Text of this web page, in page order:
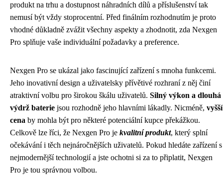
produkt na trhu a dostupnost náhradních dílů a příslušenství tak
nemusí být vždy stoprocentní. Před finálním rozhodnutím je proto
vhodné důkladně zvážit všechny aspekty a zhodnotit, zda Nexgen
Pro splňuje vaše individuální požadavky a preference.
Nexgen Pro se ukázal jako fascinující zařízení s mnoha funkcemi.
Jeho inovativní design a uživatelsky přívětivé rozhraní z něj činí
atraktivní volbu pro širokou škálu uživatelů. Silný výkon a dlouhá
výdrž baterie jsou rozhodně jeho hlavními lákadly. Nicméně, vyšší
cena by mohla být pro některé potenciální kupce překážkou.
Celkově lze říci, že Nexgen Pro je kvalitní produkt, který splní
očekávání i těch nejnáročnějších uživatelů. Pokud hledáte zařízení s
nejmodernější technologií a jste ochotni si za to připlatit, Nexgen
Pro je tou správnou volbou.